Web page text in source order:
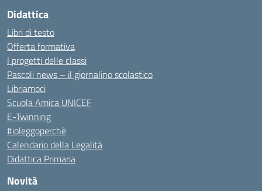
Didattica
Libri di testo
Offerta formativa
I progetti delle classi
Pascoli news – il giornalino scolastico
Libriamoci
Scuola Amica UNICEF
E-Twinning
#ioleggoperchè
Calendario della Legalità
Didattica Primaria
Novità